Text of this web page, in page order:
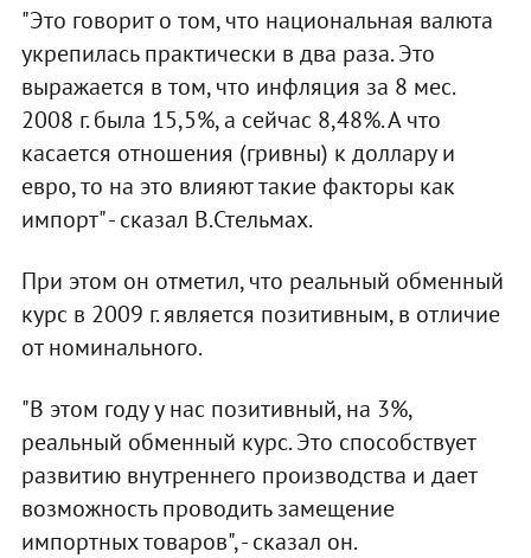
"Это говорит о том, что национальная валюта
укрепилась практически в два раза. Это
выражается в том, что инфляция за 8 мес.
2008 г. была 15,5%, а сейчас 8,48%. А что
касается отношения (гривны) к доллару и
евро, то на это влияют такие факторы как
импорт" - сказал В.Стельмах.
При этом он отметил, что реальный обменный
курс в 2009 г. является позитивным, в отличие
от номинального.
"В этом году у нас позитивный, на 3%,
реальный обменный курс. Это способствует
развитию внутреннего производства и дает
возможность проводить замещение
импортных товаров", - сказал он.